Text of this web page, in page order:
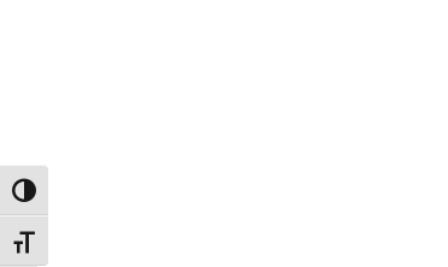
Umschalten auf hohe Kontraste
Schrift vergrößern